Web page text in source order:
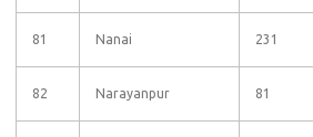
81 Nanai 231
82 Narayanpur 81